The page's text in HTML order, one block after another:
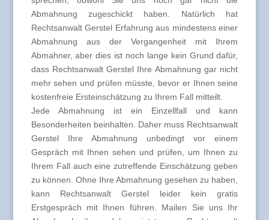
Abmahnung zugeschickt haben. Natürlich hat
Rechtsanwalt Gerstel Erfahrung aus mindestens einer
Abmahnung aus der Vergangenheit mit Ihrem
Abmahner, aber dies ist noch lange kein Grund dafür,
dass Rechtsanwalt Gerstel Ihre Abmahnung gar nicht
mehr sehen und prüfen müsste, bevor er Ihnen seine
kostenfreie Ersteinschätzung zu Ihrem Fall mitteilt.
Jede Abmahnung ist ein Einzellfall und kann
Besonderheiten beinhalten. Daher muss Rechtsanwalt
Gerstel Ihre Abmahnung unbedingt vor einem
Gespräch mit Ihnen sehen und prüfen, um Ihnen zu
Ihrem Fall auch eine zutreffende Einschätzung geben
zu können. Ohne Ihre Abmahnung gesehen zu haben,
kann Rechtsanwalt Gerstel leider kein gratis
Erstgespräch mit Ihnen führen. Mailen Sie uns Ihr